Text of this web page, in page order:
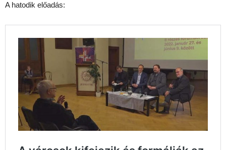
A hatodik előadás: